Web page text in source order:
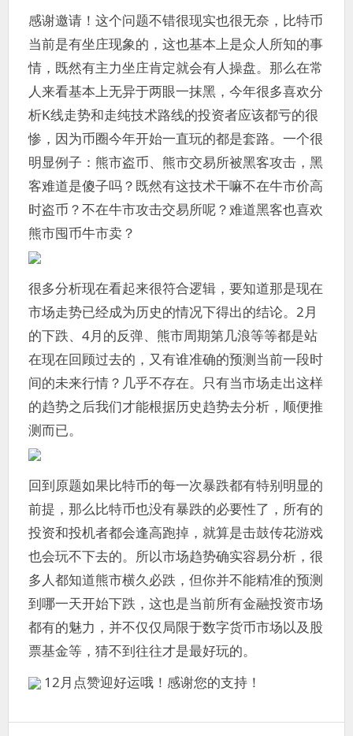
感谢邀请！这个问题不错很现实也很无奈，比特币
当前是有坐庄现象的，这也基本上是众人所知的事
情，既然有主力坐庄肯定就会有人操盘。那么在常
人来看基本上无异于两眼一抹黑，今年很多喜欢分
析K线走势和走纯技术路线的投资者应该都亏的很
惨，因为币圈今年开始一直玩的都是套路。一个很
明显例子：熊市盗币、熊市交易所被黑客攻击，黑
客难道是傻子吗？既然有这技术干嘛不在牛市价高
时盗币？不在牛市攻击交易所呢？难道黑客也喜欢
熊市囤币牛市卖？
很多分析现在看起来很符合逻辑，要知道那是现在
市场走势已经成为历史的情况下得出的结论。2月
的下跌、4月的反弹、熊市周期第几浪等等都是站
在现在回顾过去的，又有谁准确的预测当前一段时
间的未来行情？几乎不存在。只有当市场走出这样
的趋势之后我们才能根据历史趋势去分析，顺便推
测而已。
回到原题如果比特币的每一次暴跌都有特别明显的
前提，那么比特币也没有暴跌的必要性了，所有的
投资和投机者都会逢高跑掉，就算是击鼓传花游戏
也会玩不下去的。所以市场趋势确实容易分析，很
多人都知道熊市横久必跌，但你并不能精准的预测
到哪一天开始下跌，这也是当前所有金融投资市场
都有的魅力，并不仅仅局限于数字货币市场以及股
票基金等，猜不到往往才是最好玩的。
12月点赞迎好运哦！感谢您的支持！